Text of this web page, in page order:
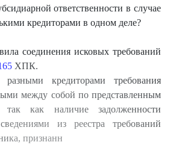
ответственности в случае
кредиторами в одном деле?
соединения исковых требований
ХПК.
разными кредиторами требования
между собой по представленным
так как наличие задолженности
из реестра требований
признанн